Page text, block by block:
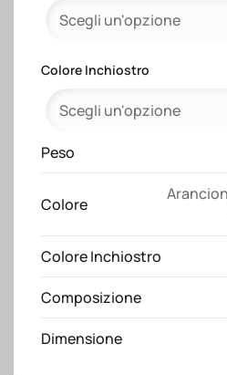
plastica,
fusto
colorato
impugnatura
gommata
in
quantità
Colore Inchiostro
Peso
Colore
Colore Inchiostro
Composizione
Dimensione